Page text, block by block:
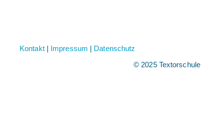
Kontakt| Impressum | Datenschutz
© 2025 Textorschule